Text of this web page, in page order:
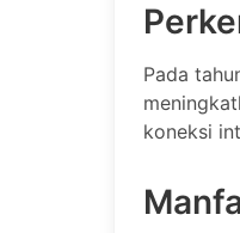
Pada
koneksi